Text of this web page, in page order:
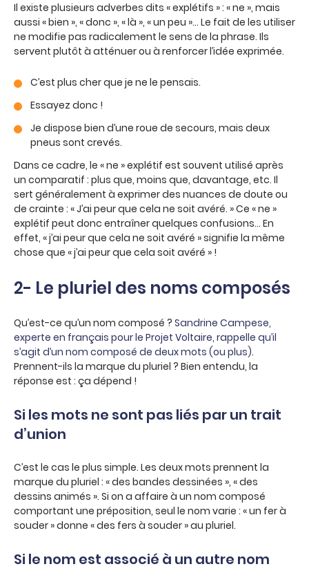
Il existe plusieurs adverbes dits « explétifs » : « ne », mais
aussi « bien », « donc », « là », « un peu »… Le fait de les utiliser
ne modifie pas radicalement le sens de la phrase. Ils
servent plutôt à atténuer ou à renforcer l’idée exprimée.
C’est plus cher que je ne le pensais.
Essayez donc !
Je dispose bien d’une roue de secours, mais deux
pneus sont crevés.
Dans ce cadre, le « ne » explétif est souvent utilisé après
un comparatif : plus que, moins que, davantage, etc. Il
sert généralement à exprimer des nuances de doute ou
de crainte : « J’ai peur que cela ne soit avéré. » Ce « ne »
explétif peut donc entraîner quelques confusions… En
effet, « j’ai peur que cela ne soit avéré » signifie la même
chose que « j’ai peur que cela soit avéré » !
2- Le pluriel des noms composés
Qu’est-ce qu’un nom composé ? Sandrine Campese,
experte en français pour le Projet Voltaire, rappelle qu’il
s’agit d’un nom composé de deux mots (ou plus).
Prennent-ils la marque du pluriel ? Bien entendu, la
réponse est : ça dépend !
Si les mots ne sont pas liés par un trait
d’union
C’est le cas le plus simple. Les deux mots prennent la
marque du pluriel : « des bandes dessinées », « des
dessins animés ». Si on a affaire à un nom composé
comportant une préposition, seul le nom varie : « un fer à
souder » donne « des fers à souder » au pluriel.
Si le nom est associé à un autre nom